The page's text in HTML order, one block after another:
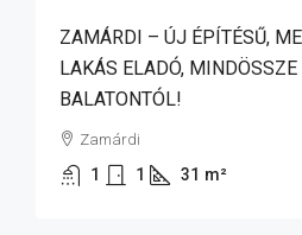
ZAMÁRDI – ÚJ ÉPÍTÉSŰ,
LAKÁS ELADÓ,
BALATONTÓL!
Zamárdi
1 1 31 m²